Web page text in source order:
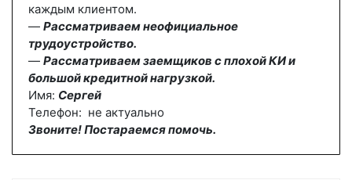
каждым клиентом.
— Рассматриваем неофициальное
трудоустройство.
— Рассматриваем заемщиков с плохой КИ и
большой кредитной нагрузкой.
Имя: Сергей
Телефон: не актуально
Звоните! Постараемся помочь.